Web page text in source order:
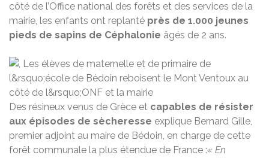
côté de l’Office national des forêts et des services de la
mairie, les enfants ont replanté près de 1.000 jeunes
pieds de sapins de Céphalonie âgés de 2 ans.
Des résineux venus de Grèce et capables de résister
aux épisodes de sècheresse explique Bernard Gille,
premier adjoint au maire de Bédoin, en charge de cette
forêt communale la plus étendue de France :« En